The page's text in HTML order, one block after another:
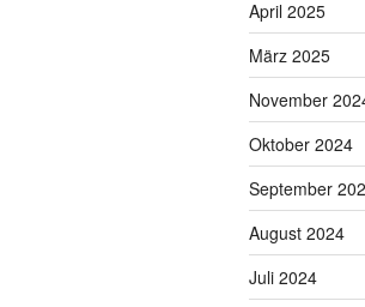
April 2025
März 2025
November
Oktober 2024
September
August 2024
Juli 2024